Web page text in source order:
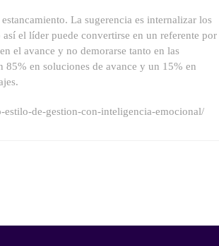
La sugerencia es internalizar los
el líder puede convertirse en un referente por
el avance y no demorarse tanto en las
85% en soluciones de avance y un 15% en
de-gestion-con-inteligencia-emocional/